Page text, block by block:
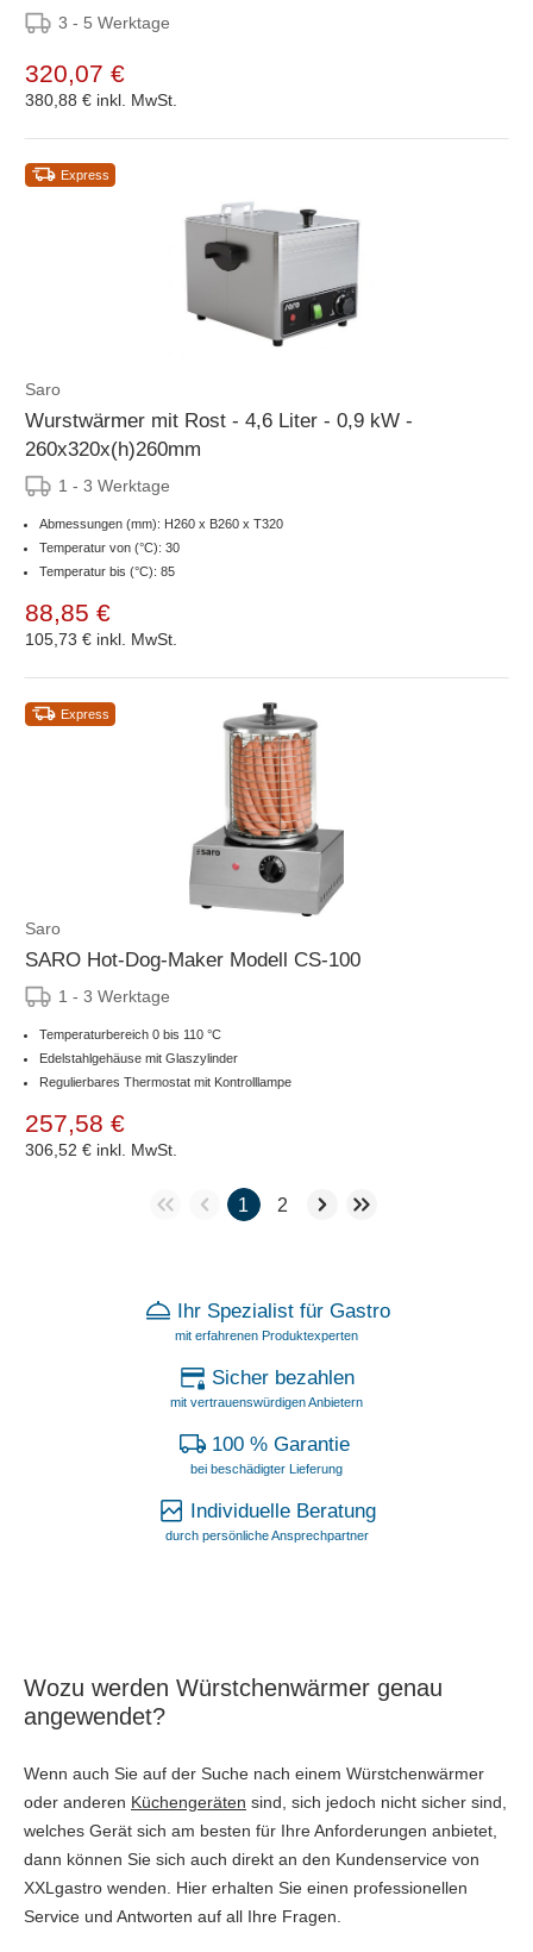
3 - 5 Werktage
320,07 €
380,88 € inkl. MwSt.
Express
Saro
Wurstwärmer mit Rost - 4,6 Liter - 0,9 kW -
260x320x(h)260mm
1 - 3 Werktage
Abmessungen (mm): H260 x B260 x T320
Temperatur von (°C): 30
Temperatur bis (°C): 85
88,85 €
105,73 € inkl. MwSt.
Express
Saro
SARO Hot-Dog-Maker Modell CS-100
1 - 3 Werktage
Temperaturbereich 0 bis 110 °C
Edelstahlgehäuse mit Glaszylinder
Regulierbares Thermostat mit Kontrolllampe
257,58 €
306,52 € inkl. MwSt.
1 2
Ihr Spezialist für Gastro
mit erfahrenen Produktexperten
Sicher bezahlen
mit vertrauenswürdigen Anbietern
100 % Garantie
bei beschädigter Lieferung
Individuelle Beratung
durch persönliche Ansprechpartner
Wozu werden Würstchenwärmer genau
angewendet?
Wenn auch Sie auf der Suche nach einem Würstchenwärmer
oder anderen Küchengeräten sind, sich jedoch nicht sicher sind,
welches Gerät sich am besten für Ihre Anforderungen anbietet,
dann können Sie sich auch direkt an den Kundenservice von
XXLgastro wenden. Hier erhalten Sie einen professionellen
Service und Antworten auf all Ihre Fragen.